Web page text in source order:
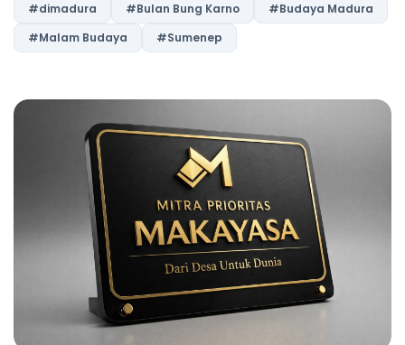
#dimadura #Bulan Bung Karno
#Budaya Madura
#Malam Budaya
#Sumenep